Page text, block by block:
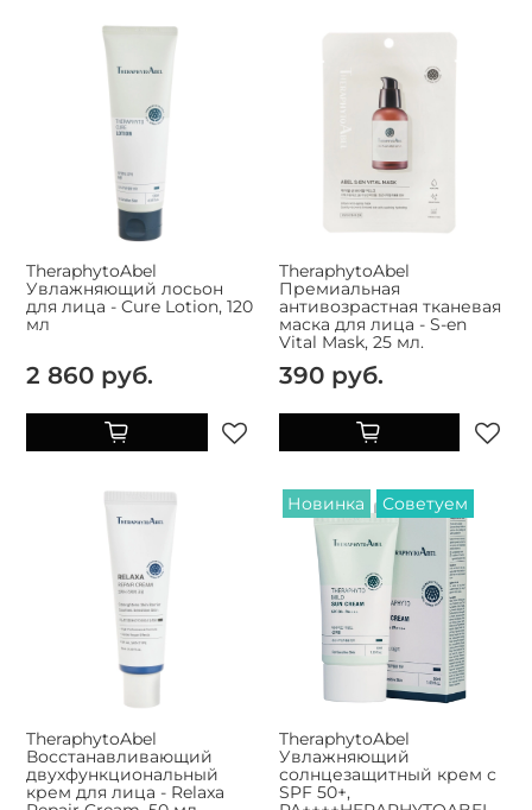
TheraphytoAbel
Увлажняющий лосьон
для лица - Cure Lotion, 120
мл
2 860 руб.
TheraphytoAbel
Премиальная
антивозрастная тканевая
маска для лица - S-en
Vital Mask, 25 мл.
390 руб.
TheraphytoAbel
Восстанавливающий
двухфункциональный
крем для лица - Relaxa
Новинка Советуем
TheraphytoAbel
Увлажняющий
солнцезащитный крем с
SPF 50+,